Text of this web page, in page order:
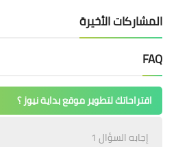
المشاركات الأخيرة
FAQ
اقتراحاتك لتطوير موقع بداية نيوز ؟
إجابه السؤال 1